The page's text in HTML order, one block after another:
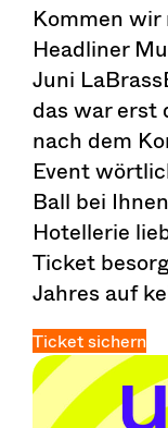
Kommen wir
Headliner
Juni
das war erst
nach dem
Event
Ball bei
Hotellerie
Ticket
Jahres auf
Ticket sichern